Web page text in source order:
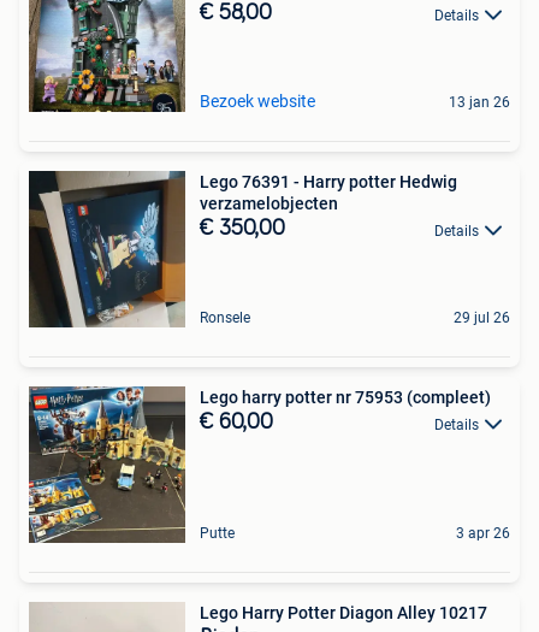
€ 58,00 Details
Bezoek website 13 jan 26
Lego 76391 - Harry potter Hedwig
verzamelobjecten
€ 350,00 Details
Ronsele 29 jul 26
Lego harry potter nr 75953 (compleet)
€ 60,00 Details
Putte 3 apr 26
Lego Harry Potter Diagon Alley 10217